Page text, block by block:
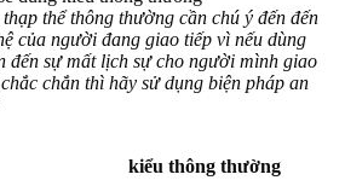
thể thông thường cần chú ý đến đến
của người đang giao tiếp vì nếu dùng
đến sự mất lịch sự cho người mình giao
chắn thì hãy sử dụng biện pháp an
kiểu thông thường